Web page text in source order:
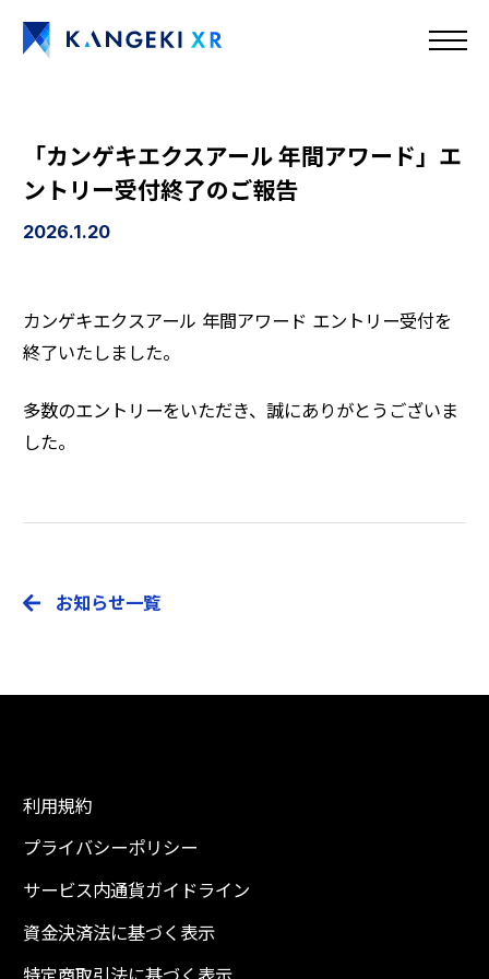
お知らせ
「カンゲキエクスアール 年間アワード」エ
ントリー受付終了のご報告
2026.1.20
カンゲキエクスアール 年間アワード エントリー受付を
終了いたしました。
多数のエントリーをいただき、誠にありがとうございま
した。
お知らせ一覧
利用規約
プライバシーポリシー
サービス内通貨ガイドライン
資金決済法に基づく表示